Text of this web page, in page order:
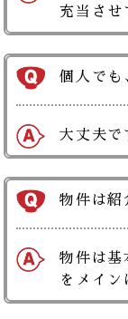
充当させ
個人でも
大丈夫で
物件は紹
物件は基
をメイン